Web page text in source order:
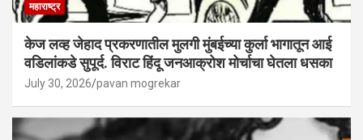
महाराष्ट्र
केज लव्ह जेहाद प्रकरणातील मुलगी मुंबईच्या कुर्ला भागातून आई
वडिलांकडे सुपूर्द. विराट हिंदू जनआक्रोश मोर्चाचा घेतला धसका
July 30, 2026 pavan mogrekar